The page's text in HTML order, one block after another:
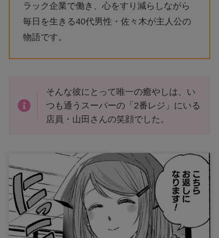
ラック企業で働き、心をすり減らしながら
毎日を生きる40代男性・佐々木が主人公の
物語です。
そんな彼にとって唯一の癒やしは、い
つも通うスーパーの「2番レジ」にいる
店員・山田さんの笑顔でした。